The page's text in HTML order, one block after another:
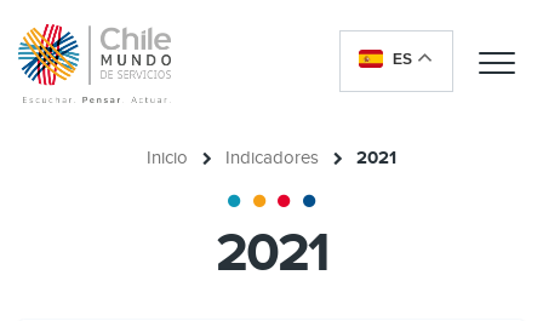
ES
Inicio Indicadores 2021
2021